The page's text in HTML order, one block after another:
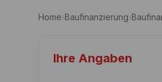
Home›Baufinanzierung›
Ihre Angaben